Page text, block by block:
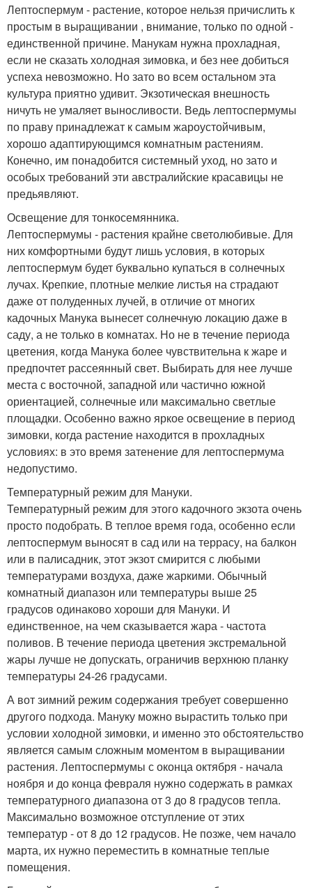
Лептоспермум - растение, которое нельзя причислить к
простым в выращивании , внимание, только по одной -
единственной причине. Манукам нужна прохладная,
если не сказать холодная зимовка, и без нее добиться
успеха невозможно. Но зато во всем остальном эта
культура приятно удивит. Экзотическая внешность
ничуть не умаляет выносливости. Ведь лептоспермумы
по праву принадлежат к самым жароустойчивым,
хорошо адаптирующимся комнатным растениям.
Конечно, им понадобится системный уход, но зато и
особых требований эти австралийские красавицы не
предьявляют.
Освещение для тонкосемянника.
Лептоспермумы - растения крайне светолюбивые. Для
них комфортными будут лишь условия, в которых
лептоспермум будет буквально купаться в солнечных
лучах. Крепкие, плотные мелкие листья на страдают
даже от полуденных лучей, в отличие от многих
кадочных Манука вынесет солнечную локацию даже в
саду, а не только в комнатах. Но не в течение периода
цветения, когда Манука более чувствительна к жаре и
предпочтет рассеянный свет. Выбирать для нее лучше
места с восточной, западной или частично южной
ориентацией, солнечные или максимально светлые
площадки. Особенно важно яркое освещение в период
зимовки, когда растение находится в прохладных
условиях: в это время затенение для лептоспермума
недопустимо.
Температурный режим для Мануки.
Температурный режим для этого кадочного экзота очень
просто подобрать. В теплое время года, особенно если
лептоспермум выносят в сад или на террасу, на балкон
или в палисадник, этот экзот смирится с любыми
температурами воздуха, даже жаркими. Обычный
комнатный диапазон или температуры выше 25
градусов одинаково хороши для Мануки. И
единственное, на чем сказывается жара - частота
поливов. В течение периода цветения экстремальной
жары лучше не допускать, ограничив верхнюю планку
температуры 24-26 градусами.
А вот зимний режим содержания требует совершенно
другого подхода. Мануку можно вырастить только при
условии холодной зимовки, и именно это обстоятельство
является самым сложным моментом в выращивании
растения. Лептоспермумы с оконца октября - начала
ноября и до конца февраля нужно содержать в рамках
температурного диапазона от 3 до 8 градусов тепла.
Максимально возможное отступление от этих
температур - от 8 до 12 градусов. Не позже, чем начало
марта, их нужно переместить в комнатные теплые
помещения.